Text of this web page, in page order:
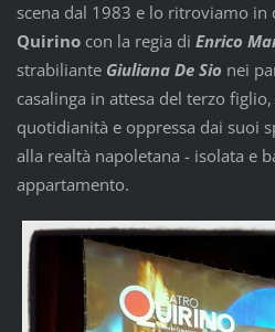
scena dal 1983 e lo ritroviamo in
Quirinocon la regia di Enrico
strabiliante Giuliana De Sio nei
casalinga in attesa del terzo
quotidianità e oppressa dai suoi
alla realtà napoletana - isolata e
appartamento.